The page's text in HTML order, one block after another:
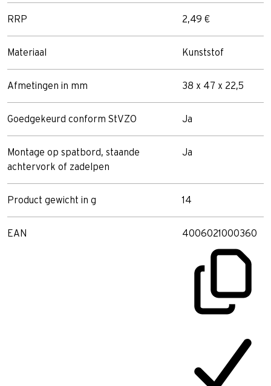
RRP 2,49 €
Materiaal Kunststof
Afmetingen in mm 38 x 47 x 22,5
Goedgekeurd conform StVZO Ja
Montage op spatbord, staande
achtervork of zadelpen
Ja
Product gewicht in g 14
EAN 4006021000360